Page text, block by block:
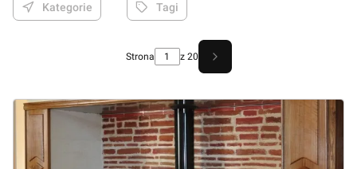
Kategorie Tagi
Strona z 20
Następne wpisy